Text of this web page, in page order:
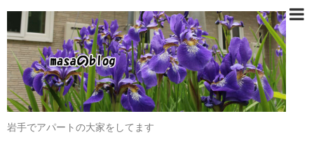
岩手でアパートの大家をしてます